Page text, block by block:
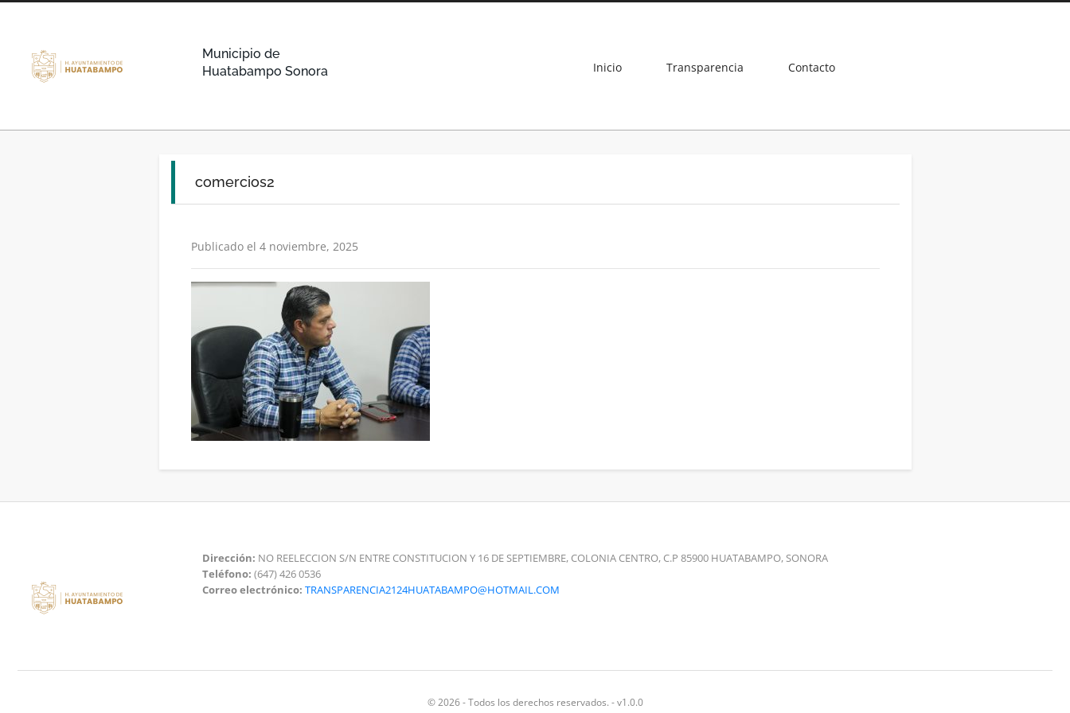
Municipio de
Huatabampo Sonora
Inicio Transparencia Contacto
comercios2
Publicado el 4 noviembre, 2025
Dirección: NO REELECCION S/N ENTRE CONSTITUCION Y 16 DE SEPTIEMBRE, COLONIA CENTRO, C.P 85900 HUATABAMPO, SONORA
Teléfono: (647) 426 0536
Correo electrónico: TRANSPARENCIA2124HUATABAMPO@HOTMAIL.COM
© 2026 - Todos los derechos reservados. - v1.0.0